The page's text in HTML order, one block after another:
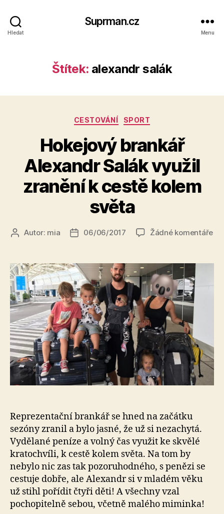
Hledat
Suprman.cz
Menu
Štítek: alexandr salák
Rubriky
CESTOVÁNÍ SPORT
Hokejový brankář
Alexandr Salák využil
zranění k cestě kolem
světa
AutorAutor: mia
Datum
06/06/2017 Žádné komentářeu
Reprezentační brankář se hned na začátku
sezóny zranil a bylo jasné, že už si nezachytá.
Vydělané peníze a volný čas využit ke skvělé
kratochvíli, k cestě kolem světa. Na tom by
nebylo nic zas tak pozoruhodného, s penězi se
cestuje dobře, ale Alexandr si v mladém věku
už stihl pořídit čtyři děti! A všechny vzal
pochopitelně sebou, včetně malého miminka!